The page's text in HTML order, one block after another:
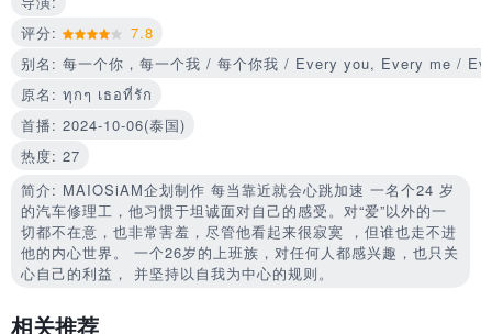
评分:
7.8
别名: 每一个你，每一个我 / 每个你我 / Every you, Every me /
原名: ทุกๆ เธอที่รัก
首播: 2024-10-06(泰国)
热度: 27
简介: MAIOSiAM企划制作 每当靠近就会心跳加速 一名个24 岁
的汽车修理工，他习惯于坦诚面对自己的感受。对“爱”以外的一
切都不在意，也非常害羞，尽管他看起来很寂寞 ，但谁也走不进
他的内心世界。 一个26岁的上班族，对任何人都感兴趣，也只关
心自己的利益， 并坚持以自我为中心的规则。
相关推荐